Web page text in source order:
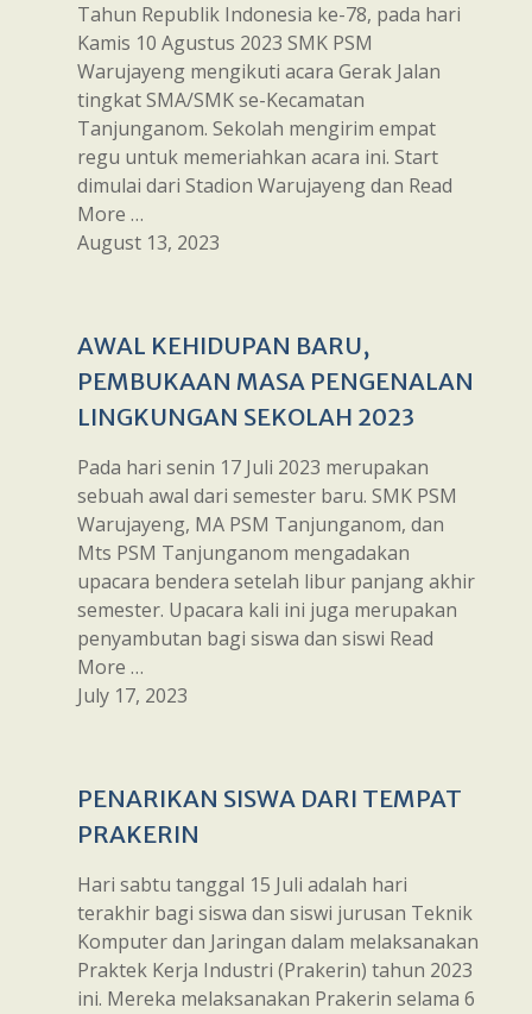
Tahun Republik Indonesia ke-78, pada hari
Kamis 10 Agustus 2023 SMK PSM
Warujayeng mengikuti acara Gerak Jalan
tingkat SMA/SMK se-Kecamatan
Tanjunganom. Sekolah mengirim empat
regu untuk memeriahkan acara ini. Start
dimulai dari Stadion Warujayeng dan Read
More …
August 13, 2023
AWAL KEHIDUPAN BARU,
PEMBUKAAN MASA PENGENALAN
LINGKUNGAN SEKOLAH 2023
Pada hari senin 17 Juli 2023 merupakan
sebuah awal dari semester baru. SMK PSM
Warujayeng, MA PSM Tanjunganom, dan
Mts PSM Tanjunganom mengadakan
upacara bendera setelah libur panjang akhir
semester. Upacara kali ini juga merupakan
penyambutan bagi siswa dan siswi Read
More …
July 17, 2023
PENARIKAN SISWA DARI TEMPAT
PRAKERIN
Hari sabtu tanggal 15 Juli adalah hari
terakhir bagi siswa dan siswi jurusan Teknik
Komputer dan Jaringan dalam melaksanakan
Praktek Kerja Industri (Prakerin) tahun 2023
ini. Mereka melaksanakan Prakerin selama 6